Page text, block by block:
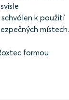
k použití
místech.
formou